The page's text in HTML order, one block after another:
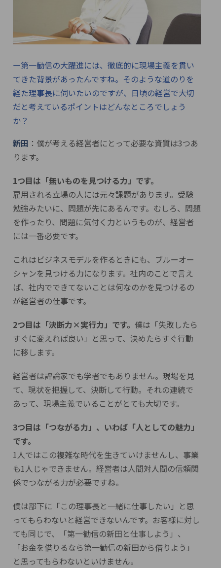
ー第一勧信の大躍進には、徹底的に現場主義を貫い
てきた背景があったんですね。そのような道のりを
経た理事長に伺いたいのですが、日頃の経営で大切
だと考えているポイントはどんなところでしょう
か？
新田 ：僕が考える経営者にとって必要な資質は3つあ
ります。
1つ目は「無いものを見つける力」です。
雇用される立場の人には元々課題があります。受験
勉強みたいに、問題が先にあるんです。むしろ、問題
を作ったり、問題に気付く力というものが、経営者
には一番必要です。
これはビジネスモデルを作るときにも、ブルーオー
シャンを見つける力になります。社内のことで言え
ば、社内でできてないことは何なのかを見つけるの
が経営者の仕事です。
2つ目は「決断力×実行力」です。 僕は「失敗したら
すぐに変えれば良い」と思って、決めたらすぐ行動
に移します。
経営者は評論家でも学者でもありません。現場を見
て、現状を把握して、決断して行動。それの連続で
あって、現場主義でいることがとても大切です。
3つ目は「つながる力」、いわば「人としての魅力」
です。
1人ではこの複雑な時代を生きていけませんし、事業
も1人じゃできません。経営者は人間対人間の信頼関
係でつながる力が必要ですね。
僕は部下に「この理事長と一緒に仕事したい」と思
ってもらわないと経営できないんです。お客様に対し
ても同じで、「第一勧信の新田と仕事しよう」、
「お金を借りるなら第一勧信の新田から借りよう」
と思ってもらわないといけません。